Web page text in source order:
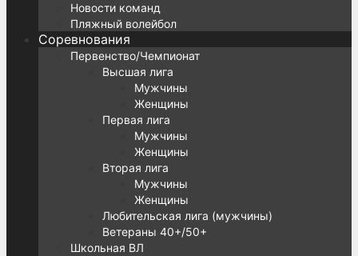
Новости команд
Пляжный волейбол
Соревнования
Первенство/Чемпионат
Высшая лига
Мужчины
Женщины
Первая лига
Мужчины
Женщины
Вторая лига
Мужчины
Женщины
Любительская лига (мужчины)
Ветераны 40+/50+
Школьная ВЛ